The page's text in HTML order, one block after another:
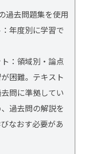
過去問題集を使用
年度別に学習で
：領域別・論点
困難。テキスト
問に準拠してい
過去問の解説を
なおす必要があ